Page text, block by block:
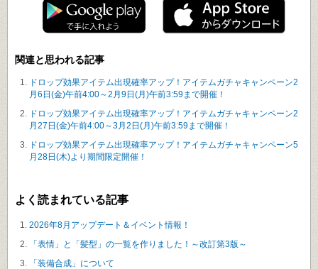
関連と思われる記事
ドロップ効果アイテム出現確率アップ！アイテムガチャキャンペーン2
月6日(金)午前4:00～2月9日(月)午前3:59まで開催！
ドロップ効果アイテム出現確率アップ！アイテムガチャキャンペーン2
月27日(金)午前4:00～3月2日(月)午前3:59まで開催！
ドロップ効果アイテム出現確率アップ！アイテムガチャキャンペーン5
月28日(木)より期間限定開催！
よく読まれている記事
2026年8月アップデート＆イベント情報！
「表情」と「髪型」の一覧を作りました！～改訂第3版～
「装備合成」について